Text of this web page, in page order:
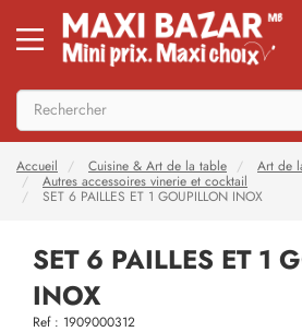
Accueil Cuisine & Art de la table Art de
Autres accessoires vinerie et cocktail
SET 6 PAILLES ET 1 GOUPILLON INOX
SET 6 PAILLES ET 1
INOX
Ref : 1909000312